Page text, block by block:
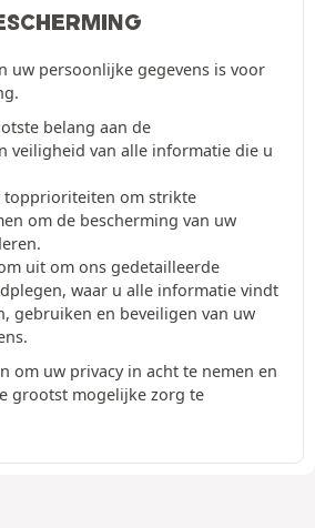
uw persoonlijke gegevens is voor
belang aan de
veiligheid van alle informatie die u
topprioriteiten om strikte
om de bescherming van uw
uit om ons gedetailleerde
waar u alle informatie vindt
gebruiken en beveiligen van uw
om uw privacy in acht te nemen en
grootst mogelijke zorg te